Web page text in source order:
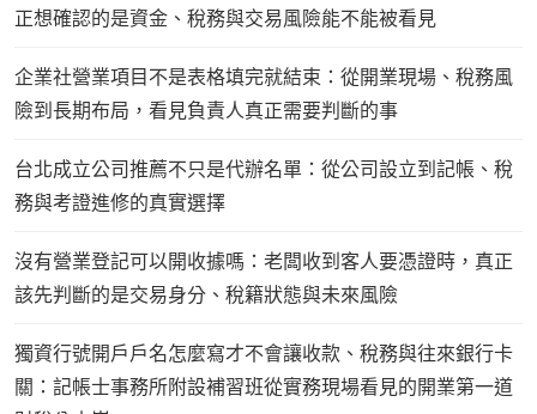
正想確認的是資金、稅務與交易風險能不能被看見
企業社營業項目不是表格填完就結束：從開業現場、稅務風
險到長期布局，看見負責人真正需要判斷的事
台北成立公司推薦不只是代辦名單：從公司設立到記帳、稅
務與考證進修的真實選擇
沒有營業登記可以開收據嗎：老闆收到客人要憑證時，真正
該先判斷的是交易身分、稅籍狀態與未來風險
獨資行號開戶戶名怎麼寫才不會讓收款、稅務與往來銀行卡
關：記帳士事務所附設補習班從實務現場看見的開業第一道